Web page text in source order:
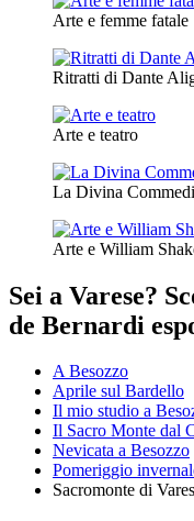
Arte e femme fatale
Ritratti di Dante
Arte e teatro
La Divina
Arte e William
Sei a Varese?
de Bernardi
A Besozzo
Aprile sul Bardello
Il mio studio a
Il Sacro Monte dal
Nevicata a Besozzo
Pomeriggio
Sacromonte di